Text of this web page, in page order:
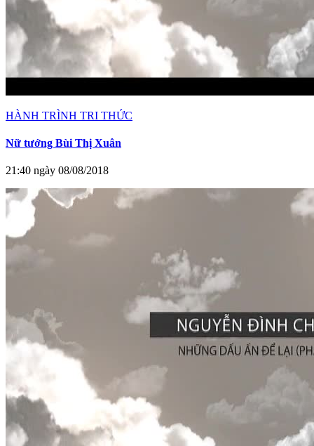
HÀNH TRÌNH TRI THỨC
Nữ tướng Bùi Thị Xuân
21:40 ngày 08/08/2018